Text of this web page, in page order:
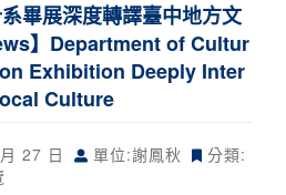
系畢展深度轉譯臺中地方文
】Department of Cultur
Exhibition Deeply Inter
Culture
27 日 單位:謝鳳秋
分類: